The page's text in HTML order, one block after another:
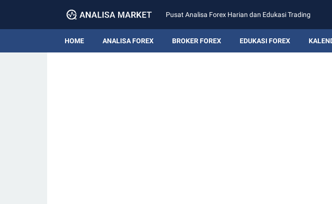
Pusat Analisa Forex Harian dan Edukasi Trading
HOME ANALISA FOREX BROKER FOREX EDUKASI FOREX